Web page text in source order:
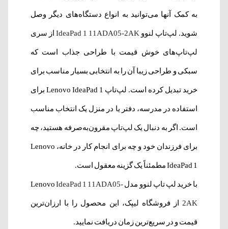
به کمک آنها می‌توانید به انواع دستگاه‌های دیگر وصل
شوید. لپ‌تاپ لنوو IdeaPad 1 11ADA05-2AK از سری
لپ‌تاپ‌های خوش قیمت با طراحی جذاب است که
سبکی و طراحی زیبا آن را به انتخابی بسیار مناسب برای
خرید تبدیل کرده است. لپ‌تاپ Lenovo IdeaPad 1 برای
استفاده در مدرسه، دفتر یا در منزل یک انتخاب مناسب
است. اگر به دنبال یک لپ‌تاپ مقرون‌به‌صرفه هستید، چه
برای فرزندان خود و چه برای انجام کار در خانه، Lenovo
IdeaPad 1 مطمئناً یک گزینه معقول است.
با خرید لپ تاپ لنوو مدل LenovoIdeaPad 1 11ADA05-
2AK از فروشگاه لیپک، این محصول را با ارزان‌ترین
قیمت و در سریع‌ترین زمان دریافت نمایید.